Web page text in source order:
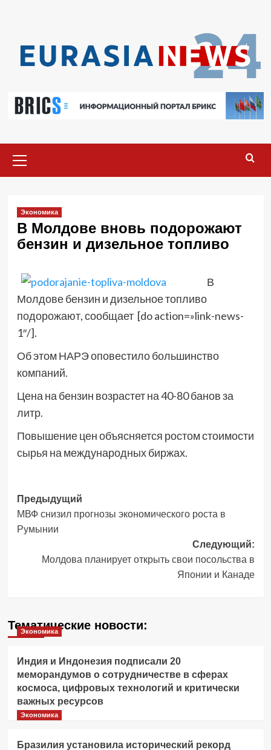
меню
Экономика
В Молдове вновь подорожают
бензин и дизельное топливо
В
Молдове бензин и дизельное топливо
подорожают, сообщает [do action=»link-news-
1″/].
Об этом НАРЭ оповестило большинство
компаний.
Цена на бензин возрастет на 40-80 банов за
литр.
Повышение цен объясняется ростом стоимости
сырья на международных биржах.
Навигация
записи
Предыдущий
МВФ снизил прогнозы экономического роста в
Румынии
Следующий:
Молдова планирует открыть свои посольства в
Японии и Канаде
Тематические новости:
Экономика
Индия и Индонезия подписали 20
меморандумов о сотрудничестве в сферах
космоса, цифровых технологий и критически
важных ресурсов
Экономика
Бразилия установила исторический рекорд